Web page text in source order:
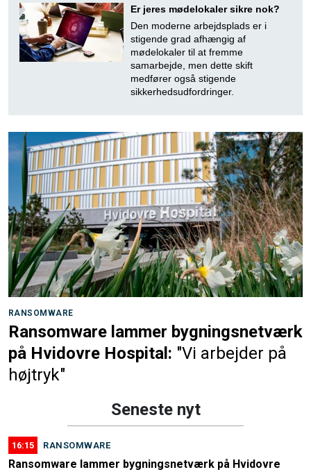
Er jeres mødelokaler sikre nok?
Den moderne arbejdsplads er i
stigende grad afhængig af
mødelokaler til at fremme
samarbejde, men dette skift
medfører også stigende
sikkerhedsudfordringer.
RANSOMWARE
Ransomware lammer bygningsnetværk
på Hvidovre Hospital: "Vi arbejder på
højtryk"
Seneste nyt
16:15 RANSOMWARE
Ransomware lammer bygningsnetværk på Hvidovre